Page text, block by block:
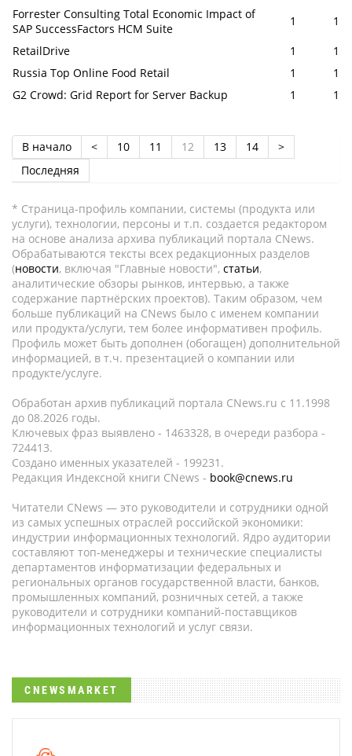
Forrester Consulting Total Economic Impact of
SAP SuccessFactors HCM Suite
1
1
RetailDrive
1
1
Russia Top Online Food Retail
1
1
G2 Crowd: Grid Report for Server Backup
1 1
В начало < 10 11 12 13 14
>
Последняя
* Страница-профиль компании, системы (продукта или
услуги), технологии, персоны и т.п. создается редактором
на основе анализа архива публикаций портала CNews.
Обрабатываются тексты всех редакционных разделов
(новости, включая "Главные новости", статьи,
аналитические обзоры рынков, интервью, а также
содержание партнёрских проектов). Таким образом, чем
больше публикаций на CNews было с именем компании
или продукта/услуги, тем более информативен профиль.
Профиль может быть дополнен (обогащен) дополнительной
информацией, в т.ч. презентацией о компании или
продукте/услуге.
Обработан архив публикаций портала CNews.ru c 11.1998
до 08.2026 годы.
Ключевых фраз выявлено - 1463328, в очереди разбора -
724413.
Создано именных указателей - 199231.
Редакция Индексной книги CNews - book@cnews.ru
Читатели CNews — это руководители и сотрудники одной
из самых успешных отраслей российской экономики:
индустрии информационных технологий. Ядро аудитории
составляют топ-менеджеры и технические специалисты
департаментов информатизации федеральных и
региональных органов государственной власти, банков,
промышленных компаний, розничных сетей, а также
руководители и сотрудники компаний-поставщиков
информационных технологий и услуг связи.
CNEWSMARKET